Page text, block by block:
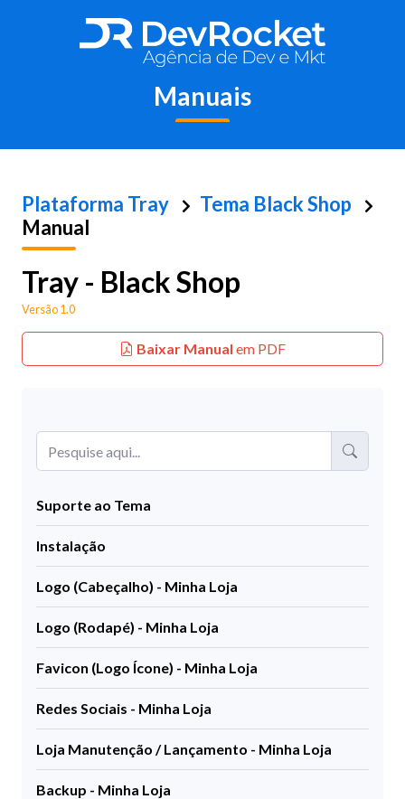
Manuais
Plataforma Tray
Tema Black Shop
Manual
Tray - Black Shop
Versão 1.0
Baixar Manual em PDF
Suporte ao Tema
Instalação
Logo (Cabeçalho) - Minha Loja
Logo (Rodapé) - Minha Loja
Favicon (Logo Ícone) - Minha Loja
Redes Sociais - Minha Loja
Loja Manutenção / Lançamento - Minha Loja
Backup - Minha Loja